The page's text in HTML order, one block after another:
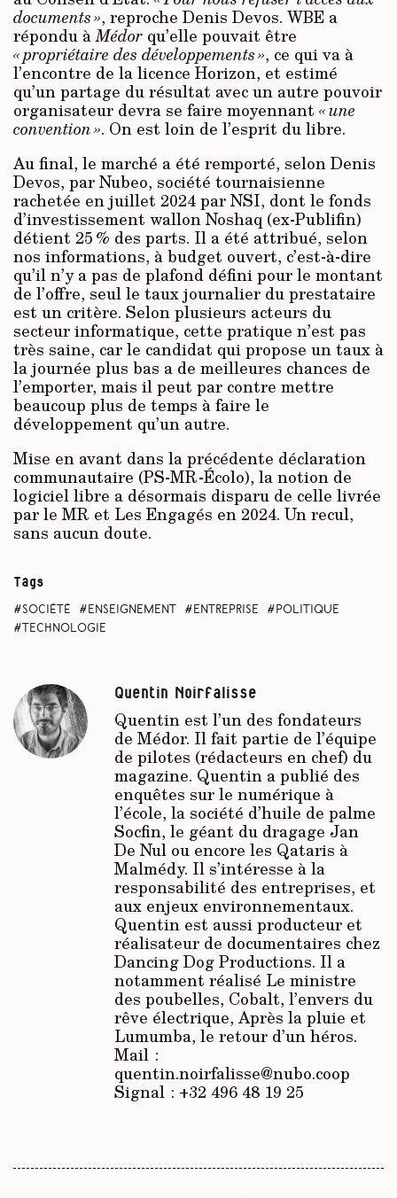
documents », reproche Denis Devos. WBE a
répondu àMédor qu’elle pouvait être
« propriétaire des développements », ce qui va à
l’encontre de la licence Horizon, et estimé
qu’un partage du résultat avec un autre pouvoir
organisateur devra se faire moyennant « une
convention ». On est loin de l’esprit du libre.
Au final, le marché a été remporté, selon Denis
Devos, par Nubeo, société tournaisienne
rachetée en juillet 2024 par NSI, dont le fonds
d’investissement wallon Noshaq (ex-Publifin)
détient 25 % des parts. Il a été attribué, selon
nos informations, à budget ouvert, c’est-à-dire
qu’il n’y a pas de plafond défini pour le montant
de l’offre, seul le taux journalier du prestataire
est un critère. Selon plusieurs acteurs du
secteur infor­matique, cette pratique n’est pas
très saine, car le candidat qui propose un taux à
la journée plus bas a de meilleures chances de
l’emporter, mais il peut par contre mettre
beaucoup plus de temps à faire le
développement qu’un autre.
Mise en avant dans la précédente déclaration
communautaire (PS-MR-Écolo), la notion de
logiciel libre a désormais disparu de celle livrée
par le MR et Les Engagés en 2024. Un recul,
sans aucun doute.
Tags
société enseignement entreprise
politique
technologie
Quentin Noirfalisse
Quentin est l’un des fondateurs
de Médor. Il fait partie de l’équipe
de pilotes (rédacteurs en chef) du
magazine. Quentin a publié des
enquêtes sur le numérique à
l’école, la société d’huile de palme
Socfin, le géant du dragage Jan
De Nul ou encore les Qataris à
Malmédy. Il s’intéresse à la
responsabilité des entreprises, et
aux enjeux environnementaux.
Quentin est aussi producteur et
réalisateur de documentaires chez
Dancing Dog Productions. Il a
notamment réalisé Le ministre
des poubelles, Cobalt, l’envers du
rêve électrique, Après la pluie et
Lumumba, le retour d’un héros.
Mail :
quentin.noirfalisse@nubo.coop
Signal : +32 496 48 19 25